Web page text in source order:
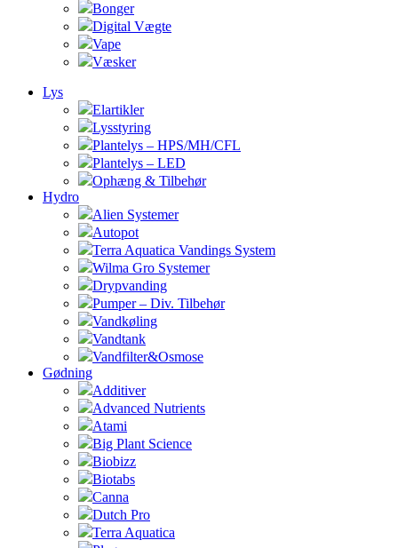
Bonger
Digital Vægte
Vape
Væsker
Lys
Elartikler
Lysstyring
Plantelys – HPS/MH/CFL
Plantelys – LED
Ophæng & Tilbehør
Hydro
Alien Systemer
Autopot
Terra Aquatica Vandings System
Wilma Gro Systemer
Drypvanding
Pumper – Div. Tilbehør
Vandkøling
Vandtank
Vandfilter&Osmose
Gødning
Additiver
Advanced Nutrients
Atami
Big Plant Science
Biobizz
Biotabs
Canna
Dutch Pro
Terra Aquatica